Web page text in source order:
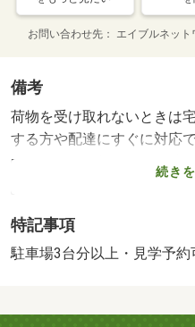
お問い合わせ先 エイブルネッ
備考
荷物を受け取れないときは
する方や配達にすぐに対応
れています。乾燥までの時
いているので、忙しくて洗
の方は検討してみてはいか
ヶ月４９５０円です。ワン
換費用:16500円/室内清掃費
続き
特記事項
駐車場3台分以上・見学予約